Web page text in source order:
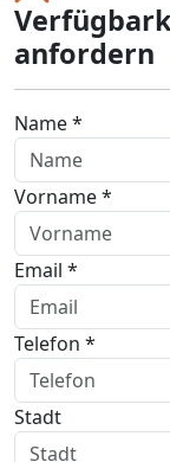
anfordern
Name *
Vorname *
Email *
Telefon *
Stadt